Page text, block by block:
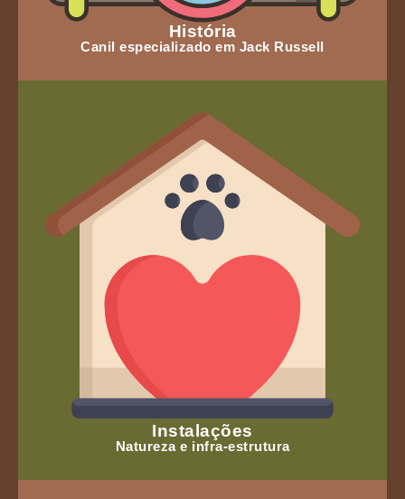
História
Canil especializado em Jack Russell
Instalações
Natureza e infra-estrutura